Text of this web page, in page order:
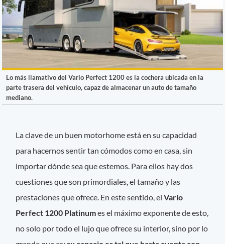
Lo más llamativo del Vario Perfect 1200 es la cochera ubicada en la
parte trasera del vehículo, capaz de almacenar un auto de tamaño
mediano.
La clave de un buen motorhome está en su capacidad
para hacernos sentir tan cómodos como en casa, sin
importar dónde sea que estemos. Para ellos hay dos
cuestiones que son primordiales, el tamaño y las
prestaciones que ofrece. En este sentido, elVario
Perfect 1200 Platinumes el máximo exponente de esto,
no solo por todo el lujo que ofrece su interior, sino por lo